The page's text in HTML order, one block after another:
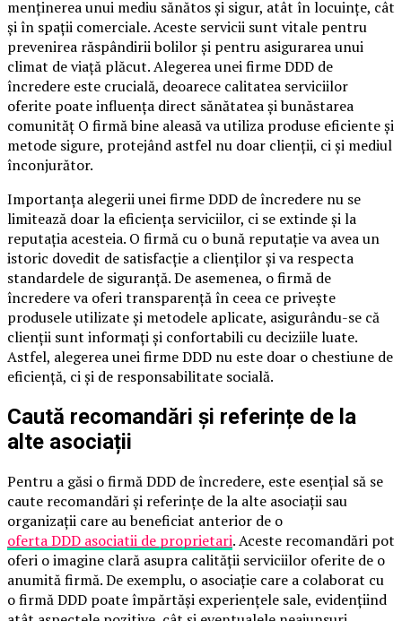
menținerea unui mediu sănătos și sigur, atât în locuințe, cât
și în spații comerciale. Aceste servicii sunt vitale pentru
prevenirea răspândirii bolilor și pentru asigurarea unui
climat de viață plăcut. Alegerea unei firme DDD de
încredere este crucială, deoarece calitatea serviciilor
oferite poate influența direct sănătatea și bunăstarea
comunităț O firmă bine aleasă va utiliza produse eficiente și
metode sigure, protejând astfel nu doar clienții, ci și mediul
înconjurător.
Importanța alegerii unei firme DDD de încredere nu se
limitează doar la eficiența serviciilor, ci se extinde și la
reputația acesteia. O firmă cu o bună reputație va avea un
istoric dovedit de satisfacție a clienților și va respecta
standardele de siguranță. De asemenea, o firmă de
încredere va oferi transparență în ceea ce privește
produsele utilizate și metodele aplicate, asigurându-se că
clienții sunt informați și confortabili cu deciziile luate.
Astfel, alegerea unei firme DDD nu este doar o chestiune de
eficiență, ci și de responsabilitate socială.
Caută recomandări și referințe de la
alte asociații
Pentru a găsi o firmă DDD de încredere, este esențial să se
caute recomandări și referințe de la alte asociații sau
organizații care au beneficiat anterior de o
oferta DDD asociatii de proprietari. Aceste recomandări pot
oferi o imagine clară asupra calității serviciilor oferite de o
anumită firmă. De exemplu, o asociație care a colaborat cu
o firmă DDD poate împărtăși experiențele sale, evidențiind